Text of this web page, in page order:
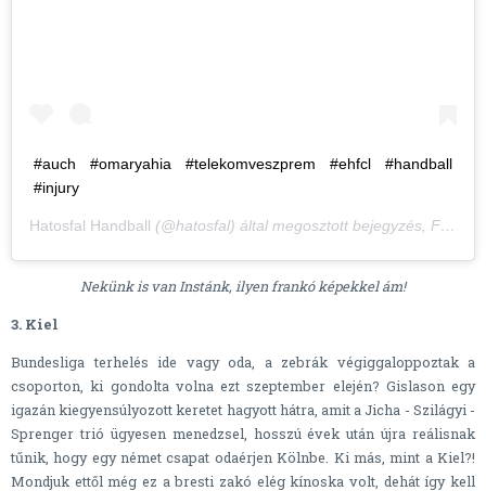
#auch #omaryahia #telekomveszprem #ehfcl #handball
#injury
Hatosfal Handball (@hatosfal) által megosztott bejegyzés, Febr 25., 2020, időpont: 10:48 (PST időzóna szerint)
Nekünk is van Instánk, ilyen frankó képekkel ám!
3. Kiel
Bundesliga terhelés ide vagy oda, a zebrák végiggaloppoztak a
csoporton, ki gondolta volna ezt szeptember elején? Gislason egy
igazán kiegyensúlyozott keretet hagyott hátra, amit a Jicha - Szilágyi -
Sprenger trió ügyesen menedzsel, hosszú évek után újra reálisnak
tűnik, hogy egy német csapat odaérjen Kölnbe. Ki más, mint a Kiel?!
Mondjuk ettől még ez a bresti zakó elég kínoska volt, dehát így kell